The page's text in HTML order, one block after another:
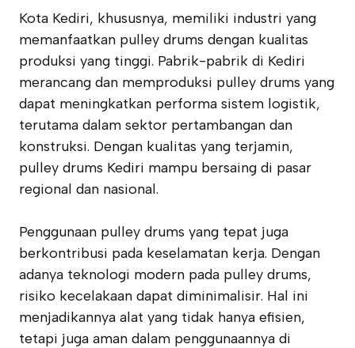
Kota Kediri, khususnya, memiliki industri yang
memanfaatkan pulley drums dengan kualitas
produksi yang tinggi. Pabrik-pabrik di Kediri
merancang dan memproduksi pulley drums yang
dapat meningkatkan performa sistem logistik,
terutama dalam sektor pertambangan dan
konstruksi. Dengan kualitas yang terjamin,
pulley drums Kediri mampu bersaing di pasar
regional dan nasional.
Penggunaan pulley drums yang tepat juga
berkontribusi pada keselamatan kerja. Dengan
adanya teknologi modern pada pulley drums,
risiko kecelakaan dapat diminimalisir. Hal ini
menjadikannya alat yang tidak hanya efisien,
tetapi juga aman dalam penggunaannya di